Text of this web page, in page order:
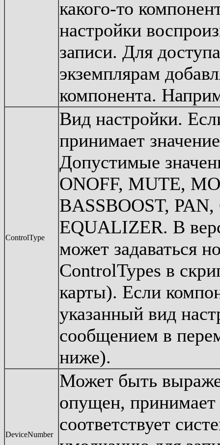
какого-то
настройки
записи. Для
экземплярам
компонента.
ControlType
Вид настройки.
принимает
Допустимые
ONOFF, MUTE,
BASSBOOST,
EQUALIZER. В
может задаваться
ControlTypes в
карты). Если
указанный вид
сообщением в
ниже).
DeviceNumber
Может быть
опущен, принимает
соответствует